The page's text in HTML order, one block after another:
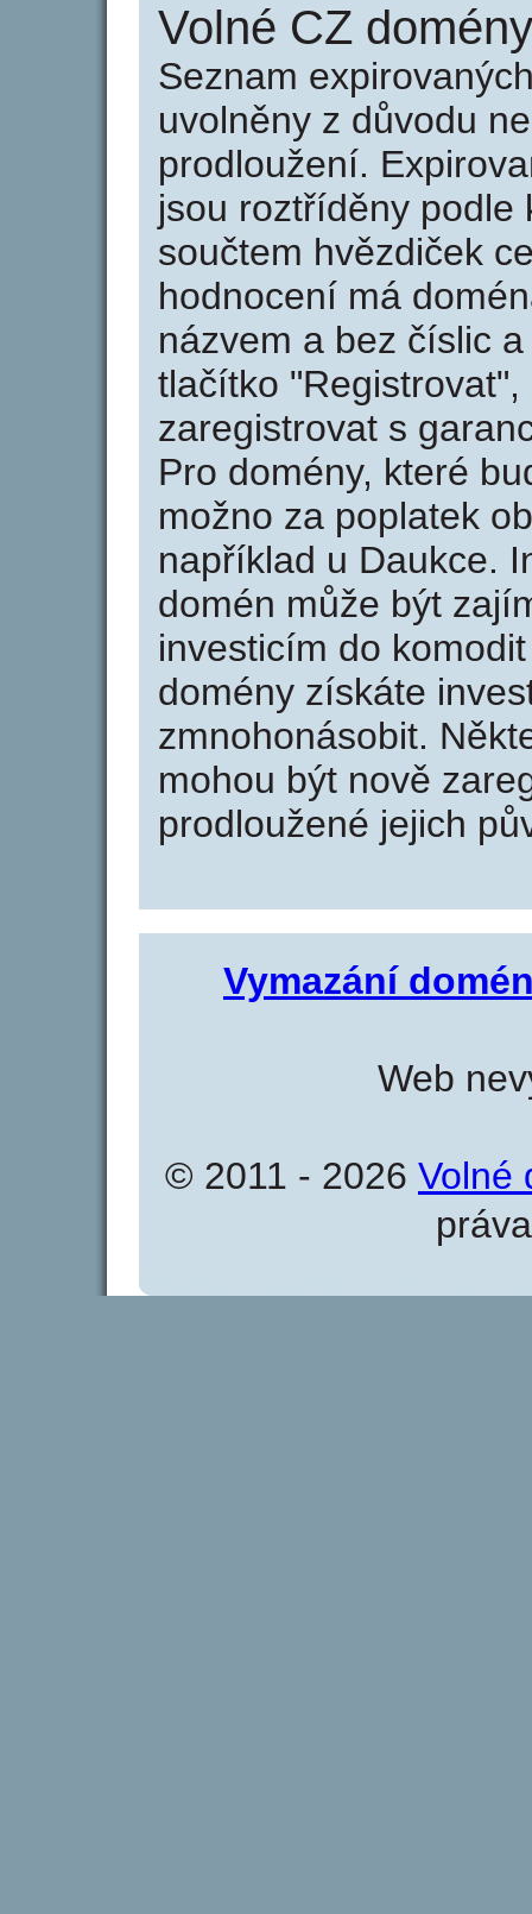
Volné CZ
Seznam
uvolněny z důvodu
prodloužení.
jsou roztříděny podle
součtem hvězdiček
hodnocení má
názvem a bez číslic
tlačítko
zaregistrovat s
Pro domény, které
možno za poplatek
například u Daukce.
domén může být
investicím do
domény získáte
zmnohonásobit.
mohou být nově
prodloužené jejich
Vymazání
Web
© 2011 - 2026 Volné